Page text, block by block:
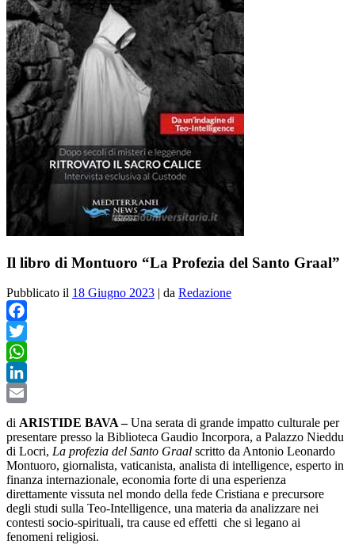
Il libro di Montuoro “La Profezia del Santo Graal”
Pubblicato il 18 Giugno 2023 | da Redazione
Facebook
Twitter
WhatsApp
LinkedIn
di ARISTIDE BAVA –Una serata di grande impatto culturale per
presentare presso la Biblioteca Gaudio Incorpora, a Palazzo Nieddu
di Locri, La profezia del Santo Graal scritto da Antonio Leonardo
Montuoro, giornalista, vaticanista, analista di intelligence, esperto in
finanza internazionale, economia forte di una esperienza
direttamente vissuta nel mondo della fede Cristiana e precursore
degli studi sulla Teo-Intelligence, una materia da analizzare nei
contesti socio-spirituali, tra cause ed effetti che si legano ai
fenomeni religiosi.